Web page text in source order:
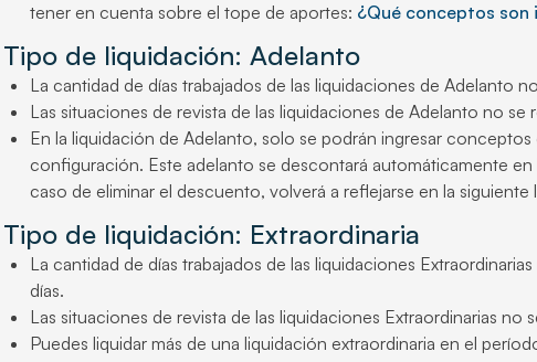
tener en cuenta sobre el tope de aportes: ¿Qué conceptos
Tipo de liquidación: Adelanto
La cantidad de días trabajados de las liquidaciones de Adelanto
Las situaciones de revista de las liquidaciones de Adelanto no
En la liquidación de Adelanto, solo se podrán ingresar
configuración. Este adelanto se descontará automáticamente
caso de eliminar el descuento, volverá a reflejarse en la
Tipo de liquidación: Extraordinaria
La cantidad de días trabajados de las liquidaciones
días.
Las situaciones de revista de las liquidaciones Extraordinarias
Puedes liquidar más de una liquidación extraordinaria en el